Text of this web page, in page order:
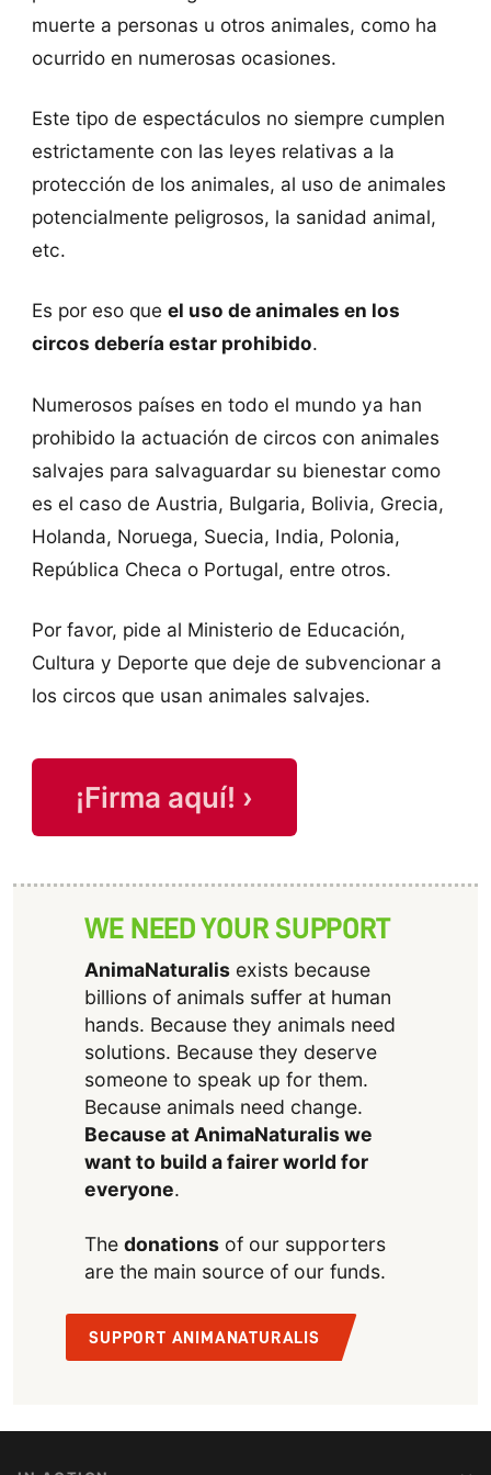
muerte a personas u otros animales, como ha
ocurrido en numerosas ocasiones.
Este tipo de espectáculos no siempre cumplen
estrictamente con las leyes relativas a la
protección de los animales, al uso de animales
potencialmente peligrosos, la sanidad animal,
etc.
Es por eso que el uso de animales en los
circos debería estar prohibido.
Numerosos países en todo el mundo ya han
prohibido la actuación de circos con animales
salvajes para salvaguardar su bienestar como
es el caso de Austria, Bulgaria, Bolivia, Grecia,
Holanda, Noruega, Suecia, India, Polonia,
República Checa o Portugal, entre otros.
Por favor, pide al Ministerio de Educación,
Cultura y Deporte que deje de subvencionar a
los circos que usan animales salvajes.
¡Firma aquí! ›
WE NEED YOUR SUPPORT
AnimaNaturalisexists because
billions of animals suffer at human
hands. Because they animals need
solutions. Because they deserve
someone to speak up for them.
Because animals need change.
Because at AnimaNaturalis we
want to build a fairer world for
everyone.
The donationsof our supporters
are the main source of our funds.
SUPPORT ANIMANATURALIS